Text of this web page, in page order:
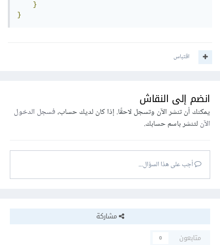
}
}
اقتباس
انضم إلى النقاش
يمكنك أن تنشر الآن وتسجل لاحقًا. إذا كان لديك حساب،فسجل الدخول
الآنلتنشر باسم حسابك.
أجب على هذا السؤال...
مشاركة
متابعون
0